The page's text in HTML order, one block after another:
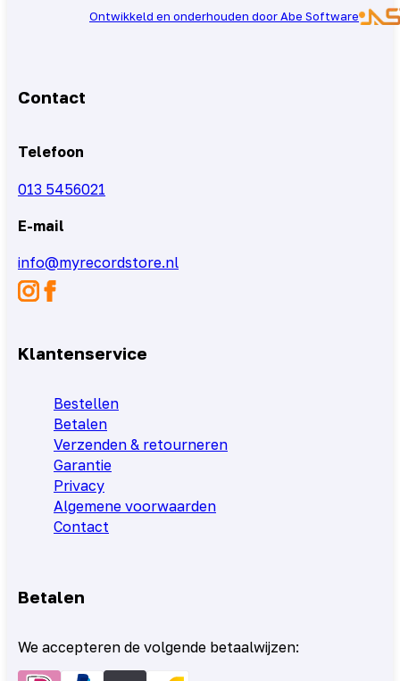
Ontwikkeld en onderhouden door Abe Software
Contact
Telefoon
013 5456021
E-mail
info@myrecordstore.nl
Klantenservice
Bestellen
Betalen
Verzenden & retourneren
Garantie
Privacy
Algemene voorwaarden
Contact
Betalen
We accepteren de volgende betaalwijzen: